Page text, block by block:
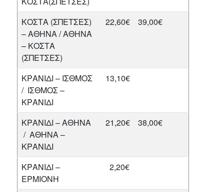
ΚΟΣΤΑ (ΣΠΕΤΣΕΣ)
– ΑΘΗΝΑ / ΑΘΗΝΑ
– ΚΟΣΤΑ
(ΣΠΕΤΣΕΣ)
22,60€ 39,00€
ΚΡΑΝΙΔΙ – ΙΣΘΜΟΣ
/ ΙΣΘΜΟΣ –
ΚΡΑΝΙΔΙ
13,10€
ΚΡΑΝΙΔΙ – ΑΘΗΝΑ
/ ΑΘΗΝΑ –
ΚΡΑΝΙΔΙ
21,20€ 38,00€
ΚΡΑΝΙΔΙ –
ΕΡΜΙΟΝΗ
2,20€